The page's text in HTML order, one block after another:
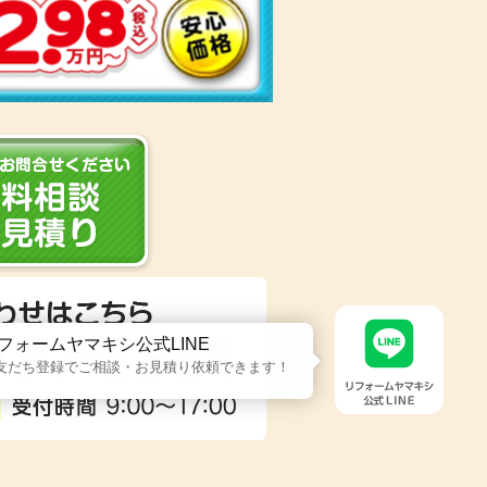
ォームヤマキシ公式LINE
だち登録でご相談・お見積り依頼できます！